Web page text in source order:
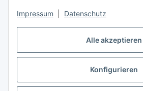
Alle akzeptieren
Konfigurieren
Impressum Datenschutz
Vertrag widerrufen